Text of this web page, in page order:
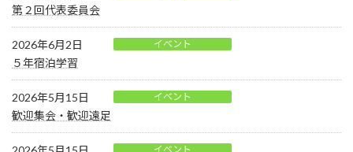
第２回代表委員会
2026年6月2日 イベント
５年宿泊学習
2026年5月15日 イベント
歓迎集会・歓迎遠足
イベント